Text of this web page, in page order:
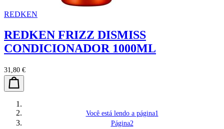
REDKEN
REDKEN FRIZZ DISMISS
CONDICIONADOR 1000ML
31,80 €
Você está lendo a página1
Página2